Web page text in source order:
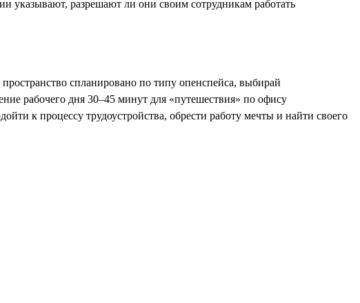
указывают, разрешают ли они своим сотрудникам работать
спланировано по типу опенспейса, выбирай
рабочего дня 30–45 минут для «путешествия» по офису
к процессу трудоустройства, обрести работу мечты и найти своего